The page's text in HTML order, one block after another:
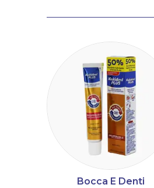
Bocca E Denti